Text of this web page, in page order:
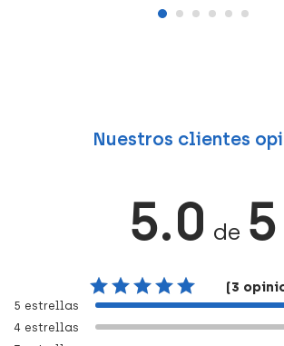
Nuestros clientes
5.0 de 5
(3
4 estrellas
5 estrellas